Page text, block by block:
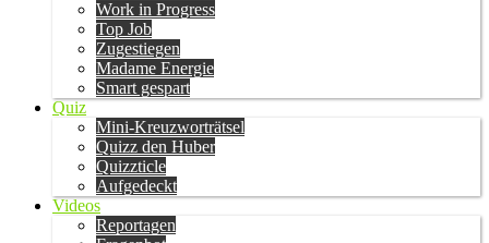
Work in Progress
Top Job
Zugestiegen
Madame Energie
Smart gespart
Quiz
Mini-Kreuzworträtsel
Quizz den Huber
Quizzticle
Aufgedeckt
Videos
Reportagen